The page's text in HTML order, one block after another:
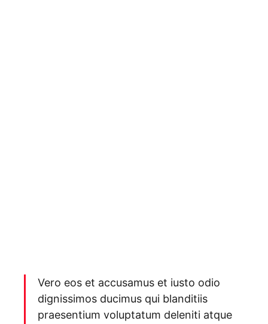
Vero eos et accusamus et iusto odio
dignissimos ducimus qui blanditiis
praesentium voluptatum deleniti atque